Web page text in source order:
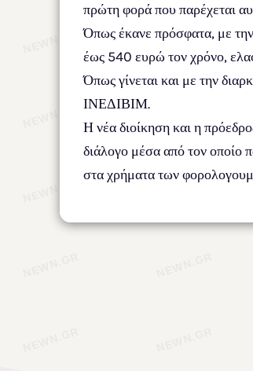
πρώτη φορά που παρέχεται
Όπως έκανε πρόσφατα, με
έως 540 ευρώ τον χρόνο,
Όπως γίνεται και με την
ΙΝΕΔΙΒΙΜ.
Η νέα διοίκηση και η
διάλογο μέσα από τον οποίο
στα χρήματα των